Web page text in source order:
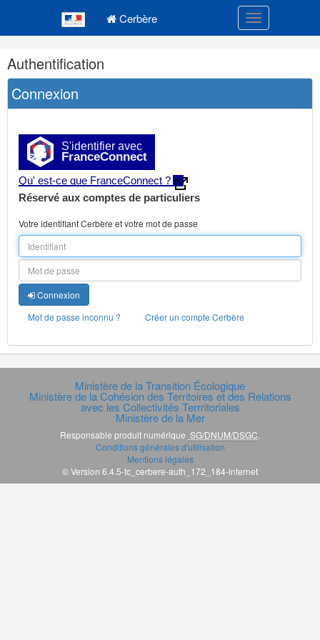
Cerbère Toggle
Navigation
et
outils
annexes
Authentification
Connexion
S'identifier avec
FranceConnect
Qu' est-ce que FranceConnect ?
Réservé aux comptes de particuliers
Votre identifiant Cerbère et votre mot de passe
Connexion
Mot de passe inconnu ?
Créer un compte Cerbère
Ministère de la Transition Écologique
Ministère de la Cohésion des Territoires et des Relations
avec les Collectivités Terrritoriales
Ministère de la Mer
Responsable produit numérique SG/DNUM/DSGC.
Conditions générales d'utilisation
Mentions légales
© Version 6.4.5-tc_cerbere-auth_172_184-internet